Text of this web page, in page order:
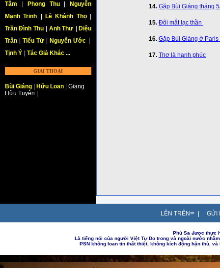
Tâm
Phong Thu|
Nguyễn
Mạnh Trinh
Lê Khánh Thọ|
Trần Đình Thu
Anh Thư
Diệu
Trân
Tiểu Tử Nguyễn Ước
Tịnh Ý
Tác Giả Khác ...
GIAI THOẠI
Bùi Giáng Hữu Loan | Giang
Hữu Tuyên |
14. Gặp Bùi Giáng tháng
15. Đôi mắt lạc thần
16. Gặp Bùi Giáng ở Paris
17. Thơ là hạnh phúc
LÊN TRÊN= GỬI
Phù Sa được thực
Là tiếng nói của người Việt Tự Do trong và ngoài nước
PSN không loan tin thất thiệt, không kích động hận thù,